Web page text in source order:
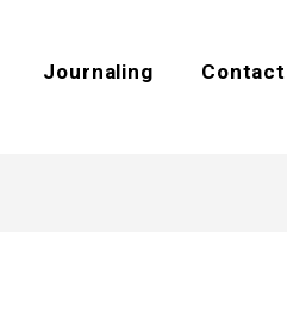
Journaling Contact